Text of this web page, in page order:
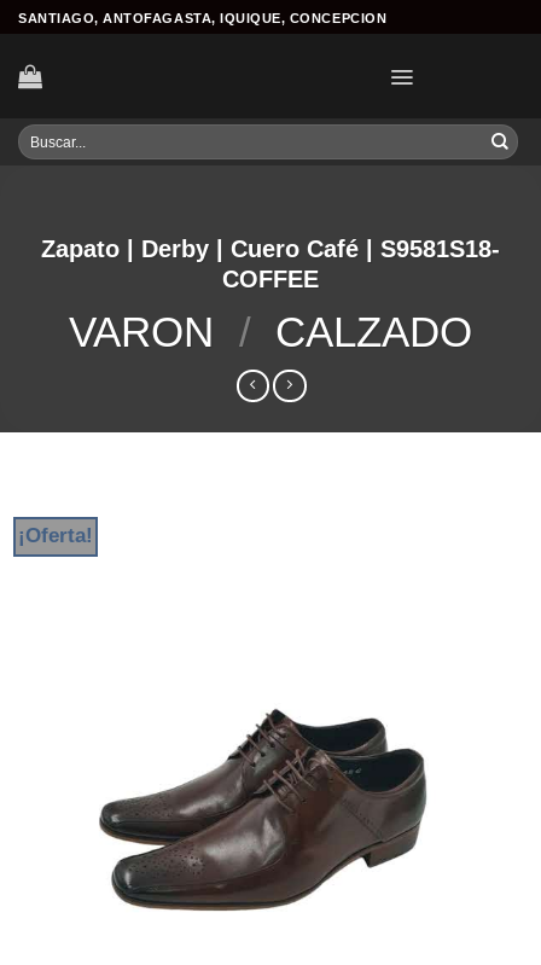
Skip
content
SANTIAGO, ANTOFAGASTA, IQUIQUE, CONCEPCION
Buscar
por:
Zapato | Derby | Cuero Café | S9581S18-
COFFEE
VARON / CALZADO
¡Oferta!